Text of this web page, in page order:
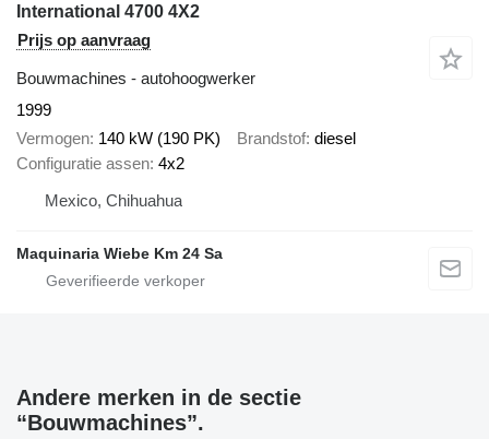
International 4700 4X2
Prijs op aanvraag
Bouwmachines - autohoogwerker
1999
Vermogen 140 kW (190 PK) Brandstof diesel
Configuratie assen 4x2
Mexico, Chihuahua
Maquinaria Wiebe Km 24 Sa
Andere merken in de sectie
“Bouwmachines”.